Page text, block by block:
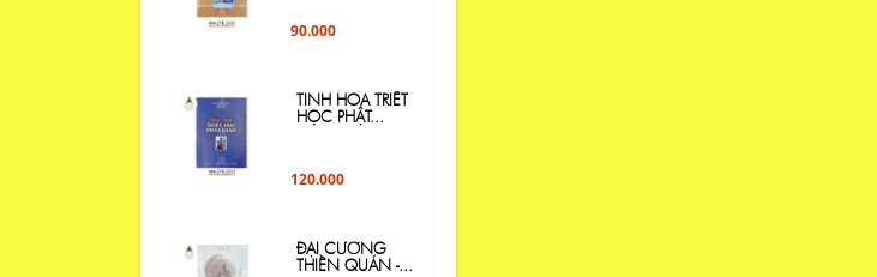
90.000
TINH HOA TRIẾT
HỌC PHẬT...
120.000
ĐẠI CƯƠNG
THIỀN QUÁN -...